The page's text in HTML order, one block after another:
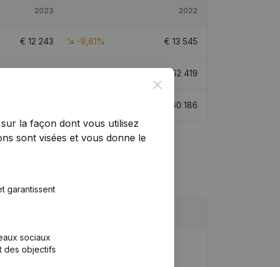
2023 2022
€ 12 243 -9,61% € 13 545
62 419
60 186
- Demissions - Nominations -
Close
la façon dont vous utilisez
sont visées et vous donne le
garantissent
sociaux
des objectifs